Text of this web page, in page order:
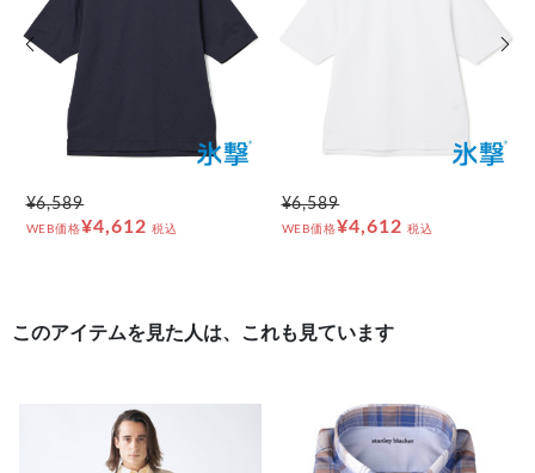
¥6,589
WEB価格¥4,612 税込
¥6,589
WEB価格¥4,612 税込
前の画像 次
このアイテムを見た人は、これも見ています